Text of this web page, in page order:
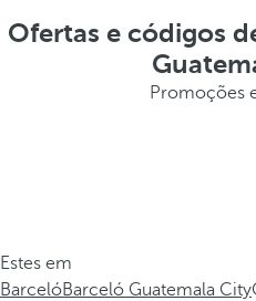
Ofertas e códigos
Promoções
Estes em
BarcelóBarceló Guatemala City